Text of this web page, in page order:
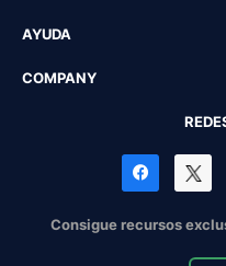
AYUDA
COMPANY
Consigue recursos